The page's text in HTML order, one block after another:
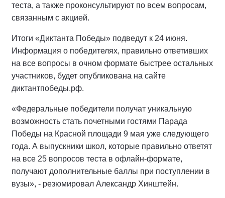
теста, а также проконсультируют по всем вопросам,
связанным с акцией.
Итоги «Диктанта Победы» подведут к 24 июня.
Информация о победителях, правильно ответивших
на все вопросы в очном формате быстрее остальных
участников, будет опубликована на сайте
диктантпобеды.рф.
«Федеральные победители получат уникальную
возможность стать почетными гостями Парада
Победы на Красной площади 9 мая уже следующего
года. А выпускники школ, которые правильно ответят
на все 25 вопросов теста в офлайн-формате,
получают дополнительные баллы при поступлении в
вузы», - резюмировал Александр Хинштейн.